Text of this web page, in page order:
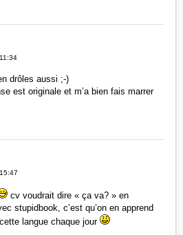
drôles aussi ;-)
est originale et m’a bien fais marrer
cv voudrait dire « ça va? » en
stupidbook, c’est qu’on en apprend
langue chaque jour